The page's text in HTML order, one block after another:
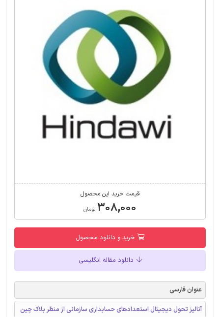
قیمت خرید این محصول
۳۰۸,۰۰۰ تومان
خرید و دانلود محصول
دانلود مقاله انگلیسی
عنوان فارسی
آنالیز تحول دیجیتال استعدادهای حسابداری سازمانی از منظر بلاک چین